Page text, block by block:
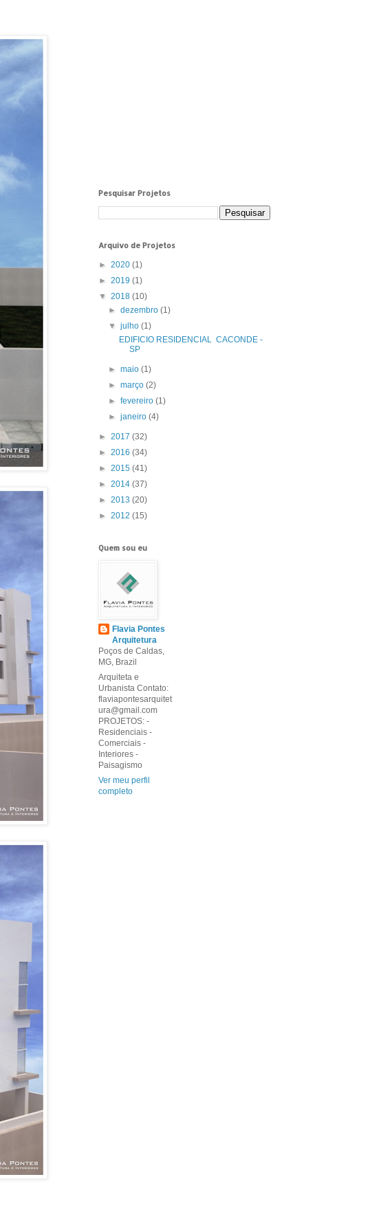
Pesquisar Projetos
Arquivo de Projetos
► 2020 (1)
► 2019 (1)
▼ 2018 (10)
►dezembro(1)
▼julho(1)
EDIFICIO RESIDENCIAL CACONDE -
SP
►maio(1)
►março(2)
►fevereiro(1)
►janeiro(4)
► 2017 (32)
► 2016 (34)
► 2015 (41)
► 2014 (37)
► 2013 (20)
► 2012 (15)
Quem sou eu
Flavia Pontes
Arquitetura
Poços de Caldas,
MG, Brazil
Arquiteta e
Urbanista Contato:
flaviapontesarquitet
ura@gmail.com
PROJETOS: -
Residenciais -
Comerciais -
Interiores -
Paisagismo
Ver meu perfil
completo